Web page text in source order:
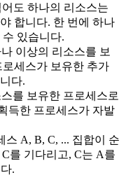
어도 하나의 리소스는
합니다. 한 번에 하나
있습니다.
이상의 리소스를 보
세스가 보유한 추가
다.
를 보유한 프로세스로
득한 프로세스가 자발
스 A, B, C, ... 집합이 순
를 기다리고, C는 A를
.